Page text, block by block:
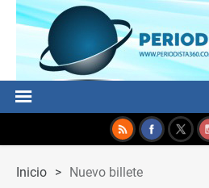
Inicio > Nuevo billete